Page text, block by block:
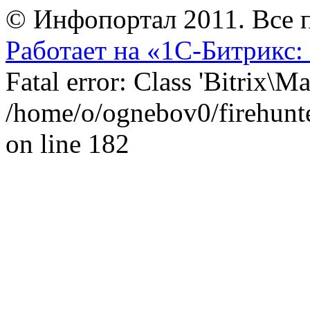
© Инфопортал 2011. Все
Работает на «1С-
Fatal error: Class
/home/o/ognebov0/
on line 182